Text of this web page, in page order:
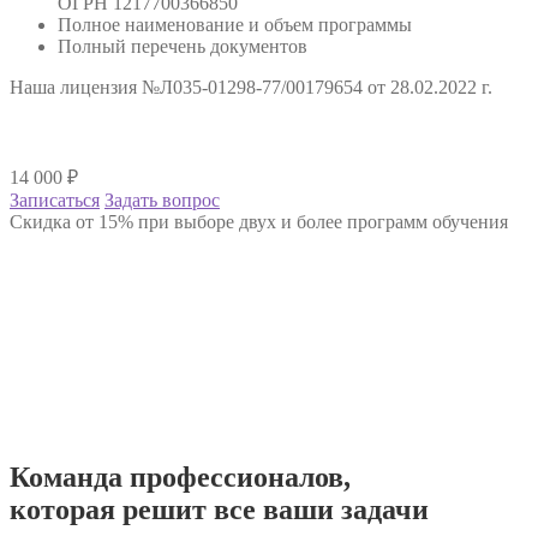
Полное наименование и объем программы
Полный перечень документов
Наша лицензия №Л035-01298-77/00179654 от 28.02.2022 г.
14 000 ₽
Записаться Задать вопрос
Скидка от 15% при выборе двух и более программ обучения
Команда профессионалов,
которая решит все ваши задачи